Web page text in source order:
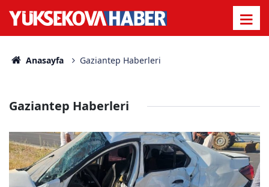
Anasayfa Gaziantep Haberleri
Gaziantep Haberleri